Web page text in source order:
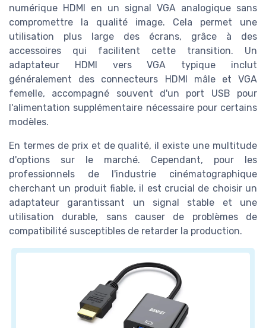
numérique HDMI en un signal VGA analogique sans
compromettre la qualité image. Cela permet une
utilisation plus large des écrans, grâce à des
accessoires qui facilitent cette transition. Un
adaptateur HDMI vers VGA typique inclut
généralement des connecteurs HDMI mâle et VGA
femelle, accompagné souvent d'un port USB pour
l'alimentation supplémentaire nécessaire pour certains
modèles.
En termes de prix et de qualité, il existe une multitude
d'options sur le marché. Cependant, pour les
professionnels de l'industrie cinématographique
cherchant un produit fiable, il est crucial de choisir un
adaptateur garantissant un signal stable et une
utilisation durable, sans causer de problèmes de
compatibilité susceptibles de retarder la production.